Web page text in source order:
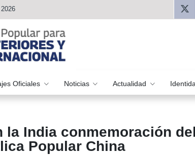
Oficiales Noticias Actualidad
la India conmemoración
Popular China